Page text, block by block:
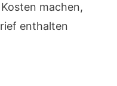
machen,
enthalten